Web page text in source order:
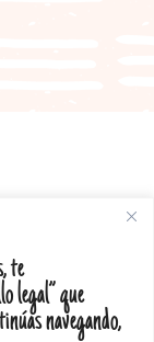
te
legal” que
navegando,